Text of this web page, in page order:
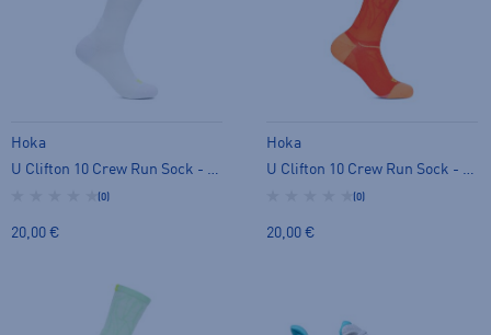
Hoka
U Clifton 10 Crew Run Sock - pitkät sukat
(0)
20,00 €
Hoka
U Clifton 10 Crew Run Sock - pitkät sukat
(0)
20,00 €